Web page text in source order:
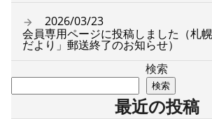
2026/03/23
会員専用ページに投稿しました（札
だより」郵送終了のお知らせ）
検索
検索
最近の投稿